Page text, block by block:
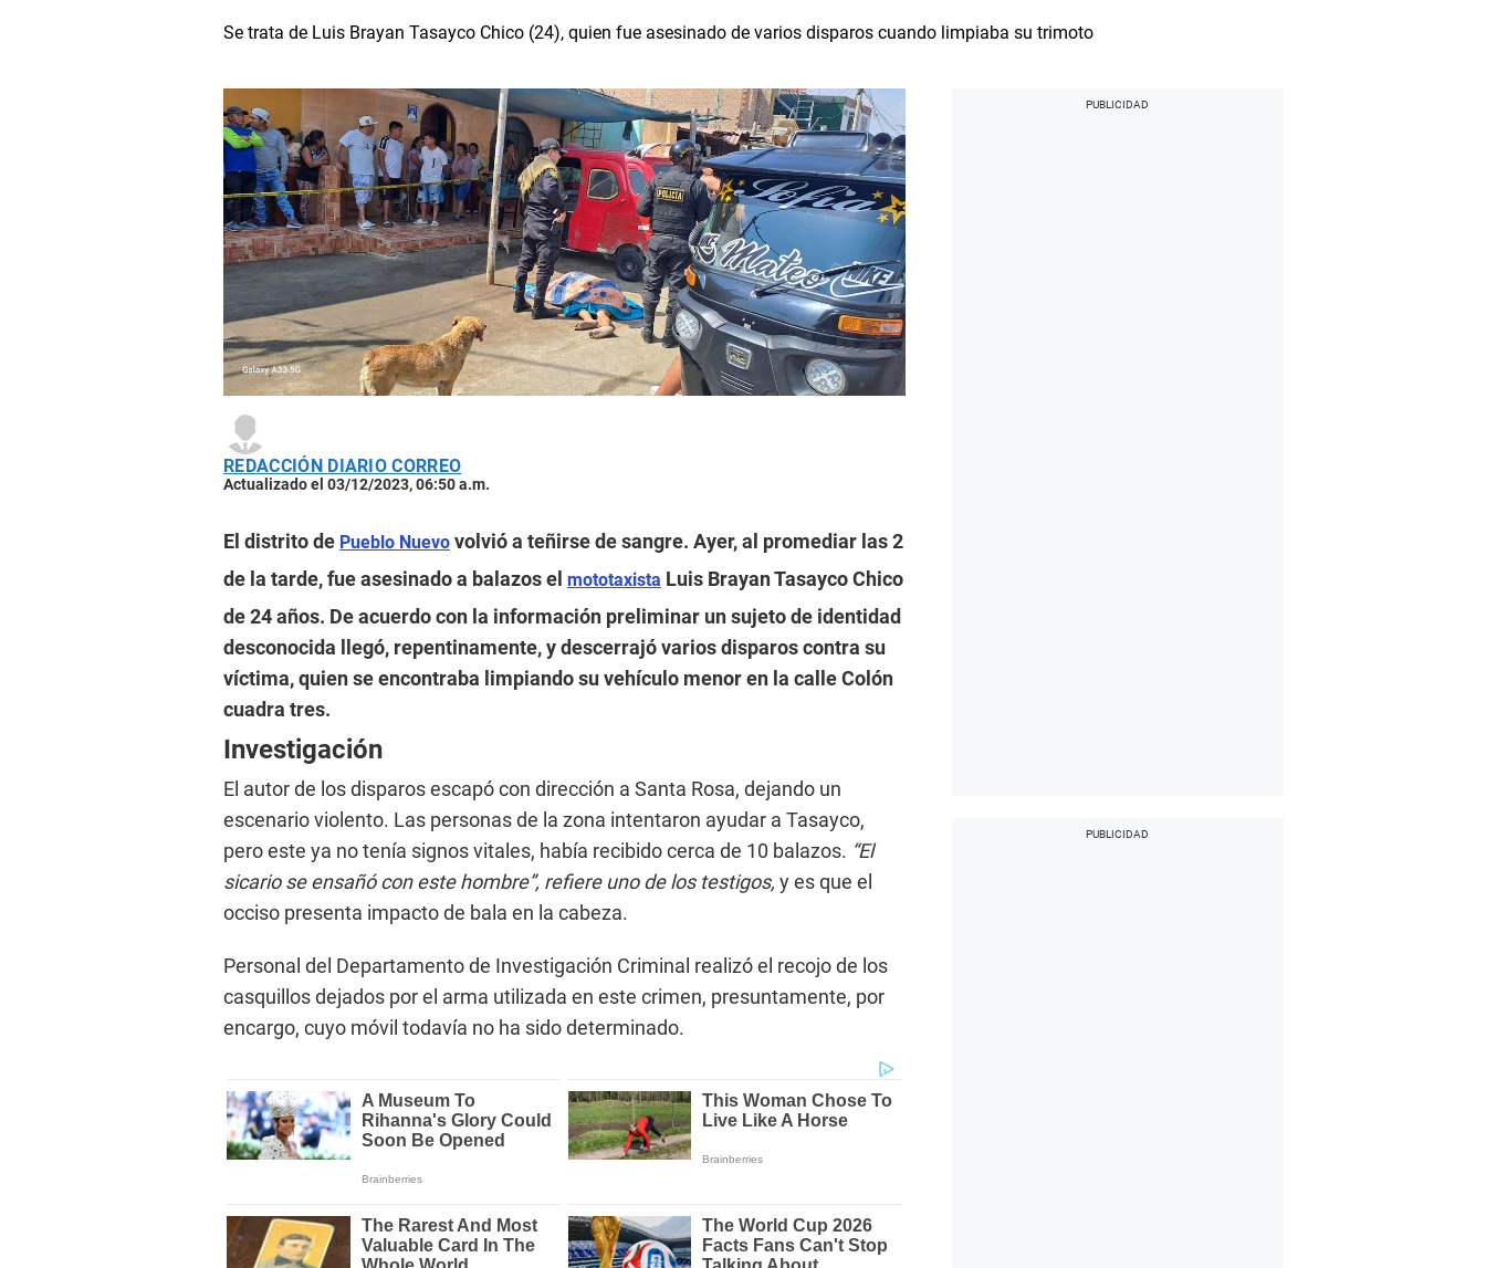
Se trata de Luis Brayan Tasayco Chico (24), quien fue asesinado de varios disparos cuando limpiaba su trimoto
REDACCIÓN DIARIO CORREO
Actualizado el 03/12/2023, 06:50 a.m.
El distrito de Pueblo Nuevo volvió a teñirse de sangre. Ayer, al promediar las 2
de la tarde, fue asesinado a balazos el mototaxista Luis Brayan Tasayco Chico
de 24 años. De acuerdo con la información preliminar un sujeto de identidad
desconocida llegó, repentinamente, y descerrajó varios disparos contra su
víctima, quien se encontraba limpiando su vehículo menor en la calle Colón
cuadra tres.
Investigación
El autor de los disparos escapó con dirección a Santa Rosa, dejando un
escenario violento. Las personas de la zona intentaron ayudar a Tasayco,
pero este ya no tenía signos vitales, había recibido cerca de 10 balazos. “El
sicario se ensañó con este hombre”, refiere uno de los testigos, y es que el
occiso presenta impacto de bala en la cabeza.
Personal del Departamento de Investigación Criminal realizó el recojo de los
casquillos dejados por el arma utilizada en este crimen, presuntamente, por
encargo, cuyo móvil todavía no ha sido determinado.